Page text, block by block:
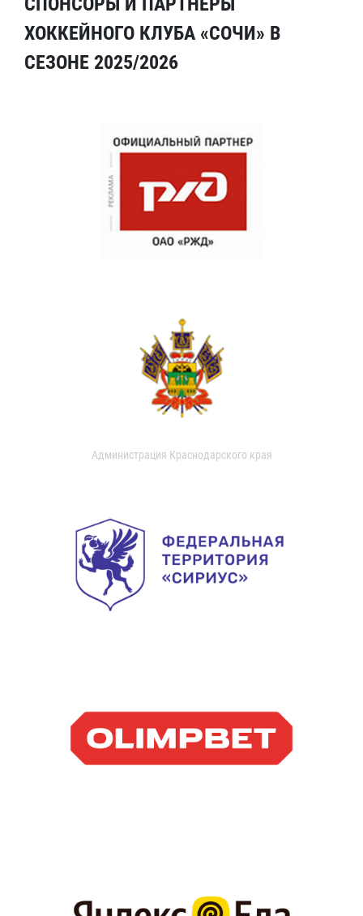
ХОККЕЙНОГО КЛУБА «СОЧИ» В
СЕЗОНЕ 2025/2026
Администрация Краснодарского края